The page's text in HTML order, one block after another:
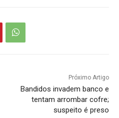
Próximo Artigo
Bandidos invadem banco e
tentam arrombar cofre;
suspeito é preso